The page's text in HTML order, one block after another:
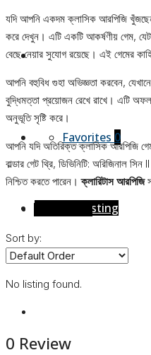
Contact
Favorites 0
Create a Listing
যদি আপনি একদম ক্লাসিক আরপিজি
করে দেখুন। এটি একটি আকর্ষণীয় গেম,
বেছে নেয়ার সুযোগ রয়েছে। এই গেমের
আপনি বহুবিধ গুহা অভিজ্ঞতা করবেন,
বুদ্ধিমত্তা প্রয়োজন রেখে রাখে। এটি
অনুভূতি সৃষ্টি করে।
আপনি যদি অতিরিক্ত ক্লাসিক আরপিজি
বাল্ডার গেট থ্রি, ডিভিনিটি: অরিজিনাল
নিশ্চিত করতে পারেন।ক্লারিটাস আরপিজি
Sort by:
No listing found.
0 Review